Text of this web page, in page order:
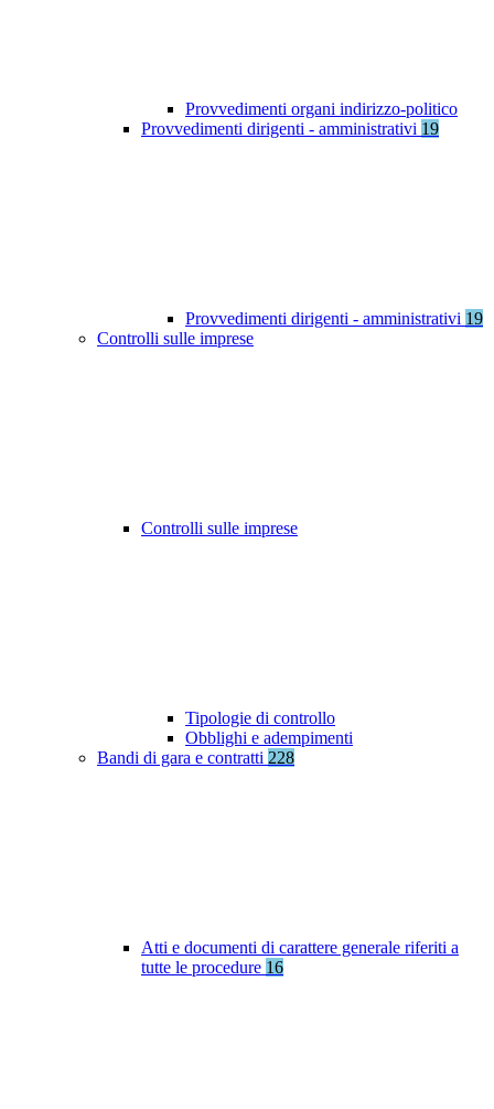
Provvedimenti organi indirizzo-politico
Provvedimenti dirigenti - amministrativi 19
Provvedimenti dirigenti - amministrativi 19
Controlli sulle imprese
Controlli sulle imprese
Tipologie di controllo
Obblighi e adempimenti
Bandi di gara e contratti 228
Atti e documenti di carattere generale riferiti a
tutte le procedure 16